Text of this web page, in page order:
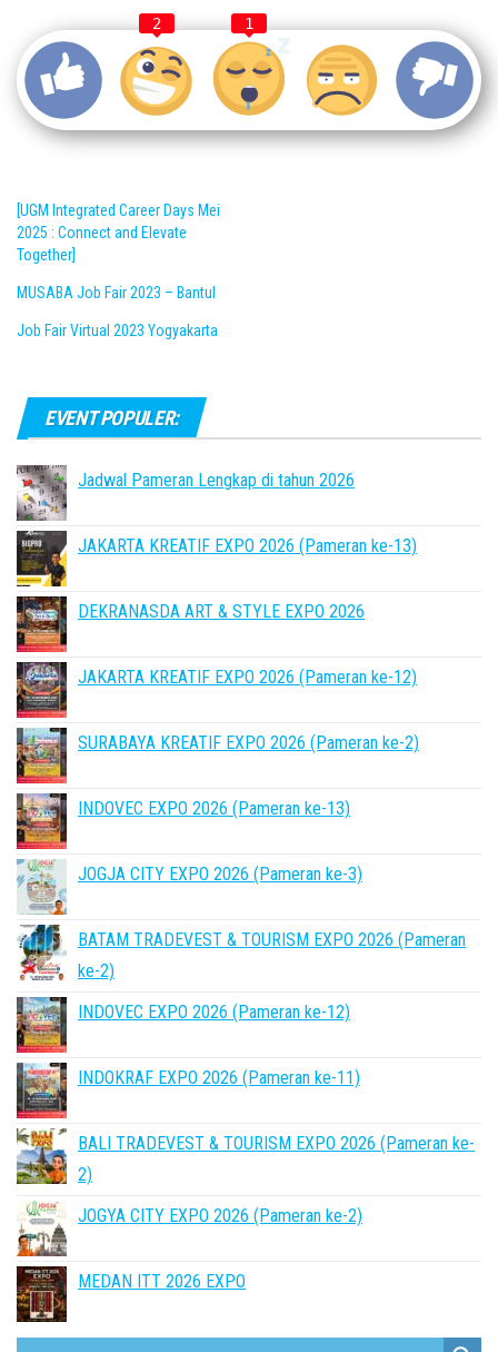
2 1
[UGM Integrated Career Days Mei
2025 : Connect and Elevate
Together]
MUSABA Job Fair 2023 – Bantul
Job Fair Virtual 2023 Yogyakarta
EVENT POPULER:
Jadwal Pameran Lengkap di tahun 2026
JAKARTA KREATIF EXPO 2026 (Pameran ke-13)
DEKRANASDA ART & STYLE EXPO 2026
JAKARTA KREATIF EXPO 2026 (Pameran ke-12)
SURABAYA KREATIF EXPO 2026 (Pameran ke-2)
INDOVEC EXPO 2026 (Pameran ke-13)
JOGJA CITY EXPO 2026 (Pameran ke-3)
BATAM TRADEVEST & TOURISM EXPO 2026 (Pameran
ke-2)
INDOVEC EXPO 2026 (Pameran ke-12)
INDOKRAF EXPO 2026 (Pameran ke-11)
BALI TRADEVEST & TOURISM EXPO 2026 (Pameran ke-
2)
JOGYA CITY EXPO 2026 (Pameran ke-2)
MEDAN ITT 2026 EXPO